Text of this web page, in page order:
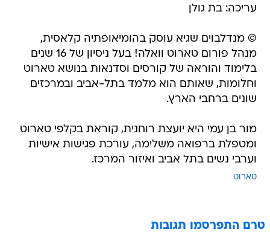
עריכה: בת גולן
© מנדלבוים שגיא עוסק בהומיאופתיה קלאסית,
מנהל פורום טארוט וואלה! בעל ניסיון של 16 שנים
בלימוד והוראה של קורסים וסדנאות בנושא טארוט
וחלומות, שאותם הוא מלמד בתל-אביב ובמרכזים
שונים ברחבי הארץ.
מור בן עמי היא יועצת רוחנית, קוראת בקלפי טארוט
ומטפלת ברפואה משלימה, עורכת פגישות אישיות
וערבי נשים בתל אביב ואיזור המרכז.
טארוט
טרם התפרסמו תגובות